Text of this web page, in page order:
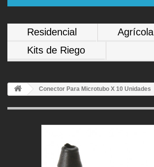
Residencial
Agrícola
Kits de Riego
Conector Para Microtubo X 10 Unidades